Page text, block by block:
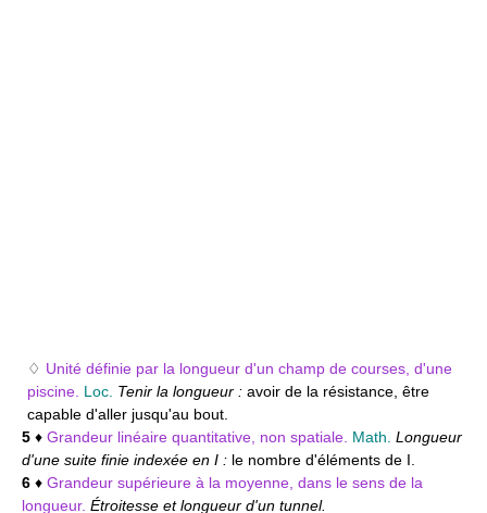
♢ Unité définie par la longueur d'un champ de courses, d'une
piscine. Loc. Tenir la longueur : avoir de la résistance, être
capable d'aller jusqu'au bout.
5 ♦ Grandeur linéaire quantitative, non spatiale. Math. Longueur
d'une suite finie indexée en I : le nombre d'éléments de I.
6 ♦ Grandeur supérieure à la moyenne, dans le sens de la
longueur. Étroitesse et longueur d'un tunnel.